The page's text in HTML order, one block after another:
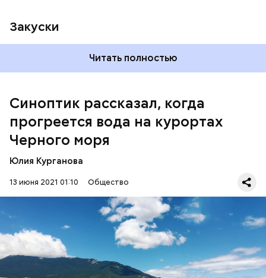
Закуски
Читать полностью
Синоптик рассказал, когда
прогреется вода на курортах
Черного моря
Юлия Курганова
13 июня 2021 01:10 Общество
По словам Вильфанда, с середины следующей
прогреваться, потому что на юг России придет
потепление. Температура воздуха будет там выше
нормы уже к середине следующей недели — плюс
24-28 градусов, передает